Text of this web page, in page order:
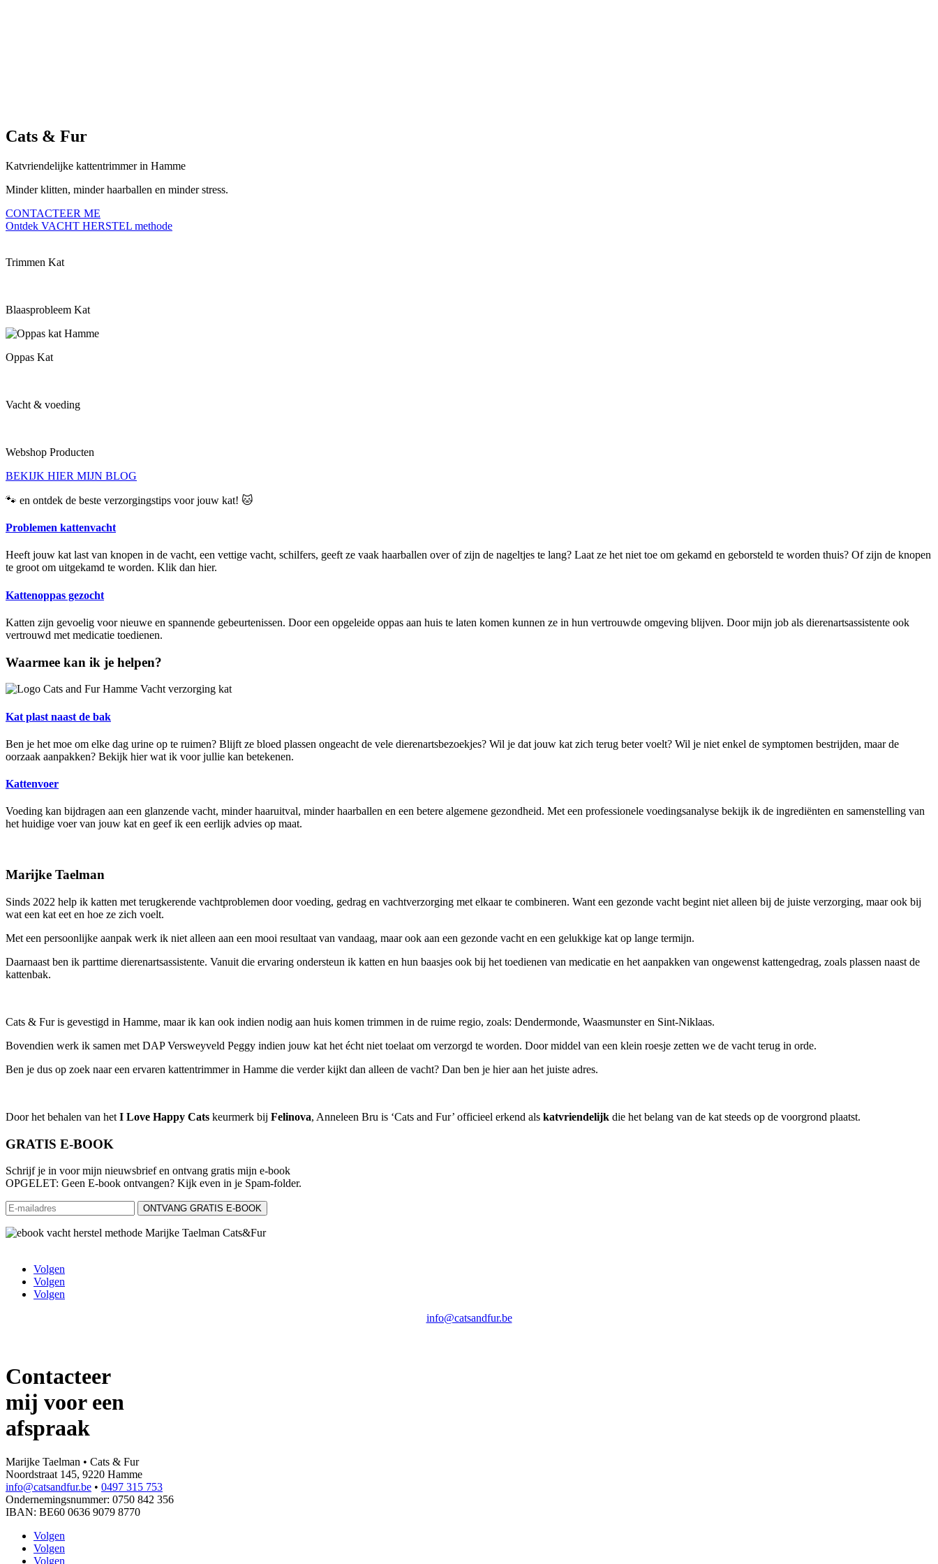
Cats & Fur
Katvriendelijke kattentrimmer in Hamme
Minder klitten, minder haarballen en minder stress.
CONTACTEER ME
Ontdek VACHT HERSTEL methode
Trimmen Kat
Blaasprobleem Kat
Oppas Kat
Vacht & voeding
Webshop Producten
BEKIJK HIER MIJN BLOG
🐾 en ontdek de beste verzorgingstips voor jouw kat! 🐱
Problemen kattenvacht
Heeft jouw kat last van knopen in de vacht, een vettige vacht, schilfers, geeft ze vaak haarballen over of zijn de nageltjes te lang? Laat ze het niet toe om gekamd en geborsteld te worden thuis? Of zijn de knopen
te groot om uitgekamd te worden. Klik dan hier.
Kattenoppas gezocht
Katten zijn gevoelig voor nieuwe en spannende gebeurtenissen. Door een opgeleide oppas aan huis te laten komen kunnen ze in hun vertrouwde omgeving blijven. Door mijn job als dierenartsassistente ook
vertrouwd met medicatie toedienen.
Waarmee kan ik je helpen?
Kat plast naast de bak
Ben je het moe om elke dag urine op te ruimen? Blijft ze bloed plassen ongeacht de vele dierenartsbezoekjes? Wil je dat jouw kat zich terug beter voelt? Wil je niet enkel de symptomen bestrijden, maar de
oorzaak aanpakken? Bekijk hier wat ik voor jullie kan betekenen.
Kattenvoer
Voeding kan bijdragen aan een glanzende vacht, minder haaruitval, minder haarballen en een betere algemene gezondheid. Met een professionele voedingsanalyse bekijk ik de ingrediënten en samenstelling van
het huidige voer van jouw kat en geef ik een eerlijk advies op maat.
Marijke Taelman
Sinds 2022 help ik katten met terugkerende vachtproblemen door voeding, gedrag en vachtverzorging met elkaar te combineren. Want een gezonde vacht begint niet alleen bij de juiste verzorging, maar ook bij
wat een kat eet en hoe ze zich voelt.
Met een persoonlijke aanpak werk ik niet alleen aan een mooi resultaat van vandaag, maar ook aan een gezonde vacht en een gelukkige kat op lange termijn.
Daarnaast ben ik parttime dierenartsassistente. Vanuit die ervaring ondersteun ik katten en hun baasjes ook bij het toedienen van medicatie en het aanpakken van ongewenst kattengedrag, zoals plassen naast de
kattenbak.
Cats & Fur is gevestigd in Hamme, maar ik kan ook indien nodig aan huis komen trimmen in de ruime regio, zoals: Dendermonde, Waasmunster en Sint-Niklaas.
Bovendien werk ik samen met DAP Versweyveld Peggy indien jouw kat het écht niet toelaat om verzorgd te worden. Door middel van een klein roesje zetten we de vacht terug in orde.
Ben je dus op zoek naar een ervaren kattentrimmer in Hamme die verder kijkt dan alleen de vacht? Dan ben je hier aan het juiste adres.
Door het behalen van het I Love Happy Cats keurmerk bij Felinova, Anneleen Bru is ‘Cats and Fur’ officieel erkend als katvriendelijk die het belang van de kat steeds op de voorgrond plaatst.
GRATIS E-BOOK
Schrijf je in voor mijn nieuwsbrief en ontvang gratis mijn e-book
OPGELET: Geen E-book ontvangen? Kijk even in je Spam-folder.
Volgen
Volgen
Volgen
info@catsandfur.be
Contacteer
mij voor een
afspraak
Marijke Taelman • Cats & Fur
Noordstraat 145, 9220 Hamme
info@catsandfur.be • 0497 315 753
Ondernemingsnummer: 0750 842 356
IBAN: BE60 0636 9079 8770
Volgen
Volgen
Volgen